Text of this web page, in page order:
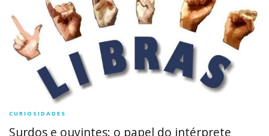
CURIOSIDADES
Surdos e ouvintes: o papel do intérprete